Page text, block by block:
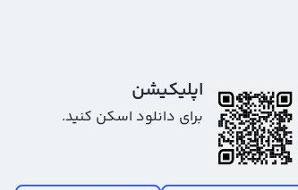
اپلیکیشن
برای دانلود اسکن کنید.